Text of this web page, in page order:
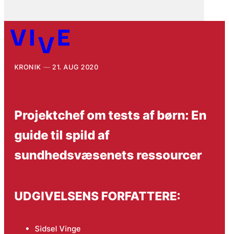
KRONIK 21. AUG 2020
Projektchef om tests af børn: En
guide til spild af
sundhedsvæsenets ressourcer
UDGIVELSENS FORFATTERE:
Sidsel Vinge